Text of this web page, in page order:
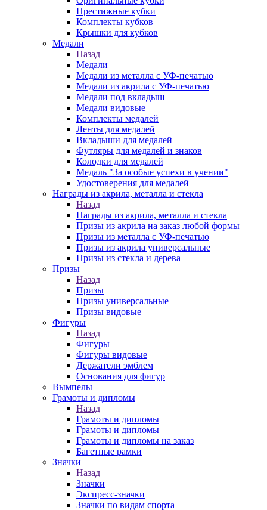
Престижные кубки
Комплекты кубков
Крышки для кубков
Медали
Назад
Медали
Медали из металла с УФ-печатью
Медали из акрила с УФ-печатью
Медали под вкладыш
Медали видовые
Комплекты медалей
Ленты для медалей
Вкладыши для медалей
Футляры для медалей и знаков
Колодки для медалей
Медаль "За особые успехи в учении"
Удостоверения для медалей
Награды из акрила, металла и стекла
Назад
Награды из акрила, металла и стекла
Призы из акрила на заказ любой формы
Призы из металла с УФ-печатью
Призы из акрила универсальные
Призы из стекла и дерева
Призы
Назад
Призы
Призы универсальные
Призы видовые
Фигуры
Назад
Фигуры
Фигуры видовые
Держатели эмблем
Основания для фигур
Вымпелы
Грамоты и дипломы
Назад
Грамоты и дипломы
Грамоты и дипломы
Грамоты и дипломы на заказ
Багетные рамки
Значки
Назад
Значки
Экспресс-значки
Значки по видам спорта